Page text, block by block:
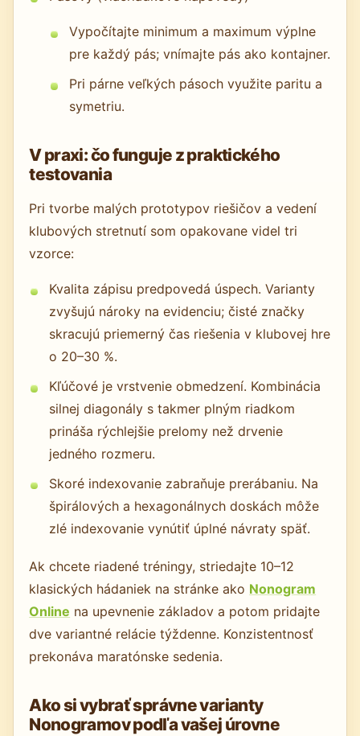
Vypočítajte minimum a maximum výplne
pre každý pás; vnímajte pás ako kontajner.
Pri párne veľkých pásoch využite paritu a
symetriu.
V praxi: čo funguje z praktického
testovania
Pri tvorbe malých prototypov riešičov a vedení
klubových stretnutí som opakovane videl tri
vzorce:
Kvalita zápisu predpovedá úspech. Varianty
zvyšujú nároky na evidenciu; čisté značky
skracujú priemerný čas riešenia v klubovej hre
o 20–30 %.
Kľúčové je vrstvenie obmedzení. Kombinácia
silnej diagonály s takmer plným riadkom
prináša rýchlejšie prelomy než drvenie
jedného rozmeru.
Skoré indexovanie zabraňuje prerábaniu. Na
špirálových a hexagonálnych doskách môže
zlé indexovanie vynútiť úplné návraty späť.
Ak chcete riadené tréningy, striedajte 10–12
klasických hádaniek na stránke ako Nonogram
Online na upevnenie základov a potom pridajte
dve variantné relácie týždenne. Konzistentnosť
prekonáva maratónske sedenia.
Ako si vybrať správne varianty
Nonogramov podľa vašej úrovne